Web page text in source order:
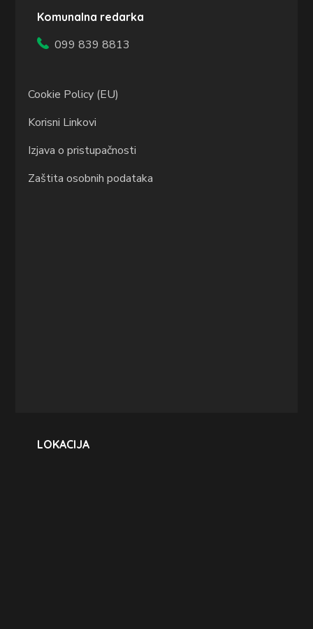
Komunalna redarka
099 839 8813
Cookie Policy (EU)
Korisni Linkovi
Izjava o pristupačnosti
Zaštita osobnih podataka
LOKACIJA